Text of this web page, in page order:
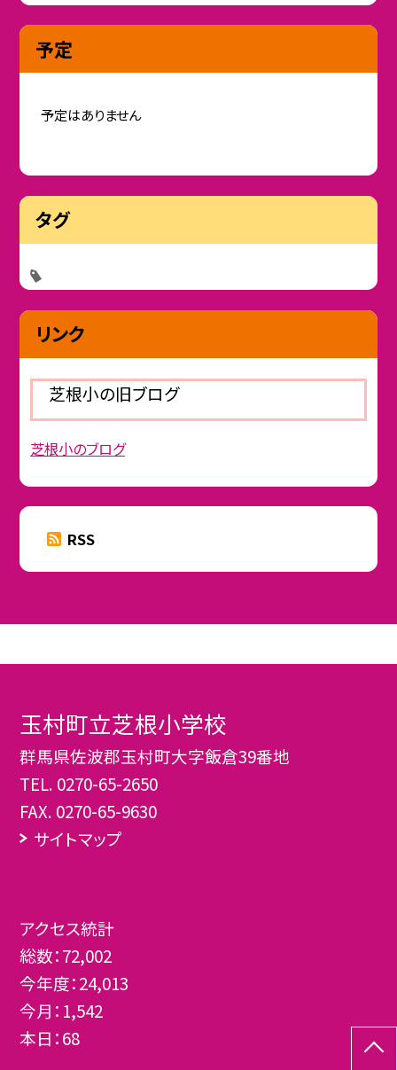
予定
予定はありません
タグ
リンク
芝根小の旧ブログ
芝根小のブログ
RSS
玉村町立芝根小学校
群馬県佐波郡玉村町大字飯倉39番地
TEL. 0270-65-2650
FAX. 0270-65-9630
サイトマップ
アクセス統計
総数：72,002
今年度：24,013
今月： 1,542
本日：68